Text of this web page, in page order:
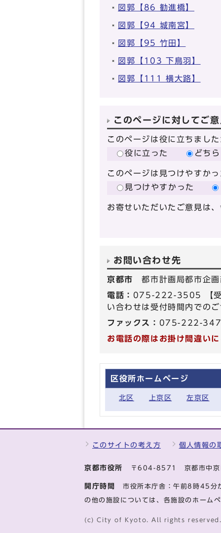
図郭【86 勧進橋】
図郭【94 城南宮】
図郭【95 竹田】
図郭【103 下鳥羽】
図郭【111 横大路】
このページに対してご
このページは役に立ちまし
役に立った
どち
このページは見つけやすか
見つけやすかった
お寄せいただいたご意見は
お問い合わせ先
京都市都市計画局都市企
電話： 075-222-3505 【受
い合わせは受付時間内での
ファックス： 075-222-
お電話の際はお掛け間違い
区役所ホームページ
北区 上京区 左京区
このサイトの考え方 個人情報の
京都市役所 〒604-8571 京都市中京
開庁時間 市役所本庁舎：午前8時45
の他の施設については、各施設のホーム
(c) City of Kyoto. All rights